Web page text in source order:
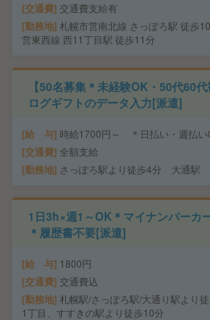
交通費 交通費支給有
勤務地 札幌市営南北線 さっぽろ駅 徒歩
営東西線 西11丁目駅 徒歩11分
【50名募集＊未経験OK・50代60
ログギフトのデータ入力[派遣]
給 与 時給1700円～ ＊日払い・週払い
交通費 全額支給
勤務地 さっぽろ駅より徒歩4分 大通駅
1日3h×週1～OK＊マイナンバーカ
＊履歴書不要[派遣]
給 与 1800円
交通費 交通費込
勤務地 札幌駅/さっぽろ駅/大通り駅より
1丁目、すすきの駅より徒歩10分